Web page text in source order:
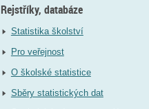
Rejstříky, databáze
Statistika školství
Pro veřejnost
O školské statistice
Sběry statistických dat